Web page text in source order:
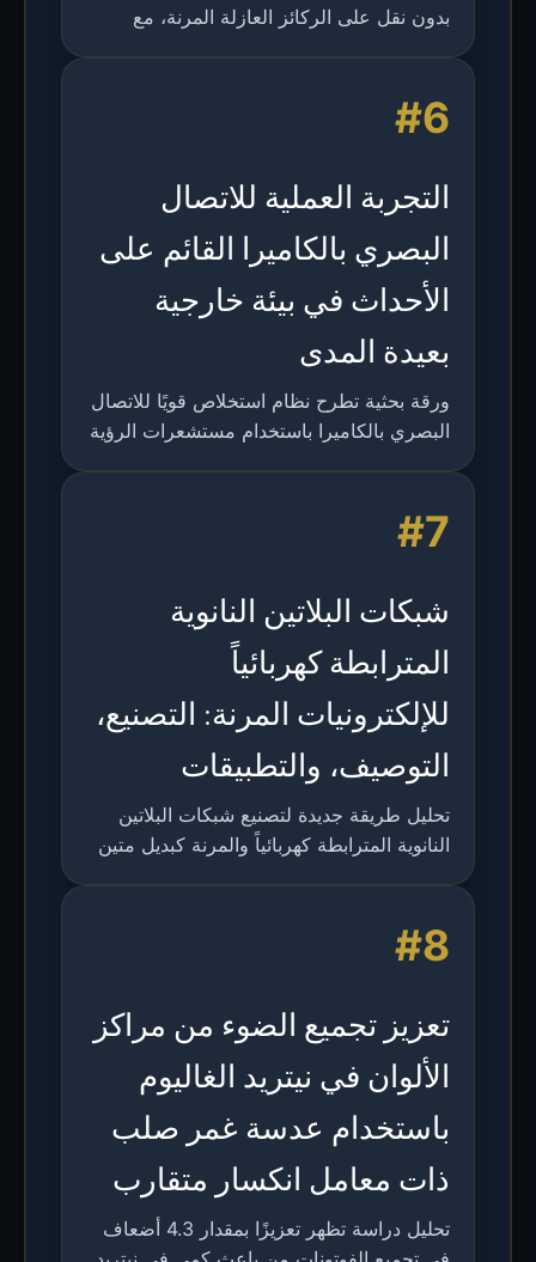
بدون نقل على الركائز العازلة المرنة، مع
#6
التجربة العملية للاتصال
البصري بالكاميرا القائم على
الأحداث في بيئة خارجية
بعيدة المدى
ورقة بحثية تطرح نظام استخلاص قويًا للاتصال
البصري بالكاميرا باستخدام مستشعرات الرؤية
تجارب خارجية.
#7
شبكات البلاتين النانوية
المترابطة كهربائياً
للإلكترونيات المرنة: التصنيع،
التوصيف، والتطبيقات
تحليل طريقة جديدة لتصنيع شبكات البلاتين
النانوية المترابطة كهربائياً والمرنة كبديل متين
#8
تعزيز تجميع الضوء من مراكز
الألوان في نيتريد الغاليوم
باستخدام عدسة غمر صلب
ذات معامل انكسار متقارب
تحليل دراسة تظهر تعزيزًا بمقدار 4.3 أضعاف